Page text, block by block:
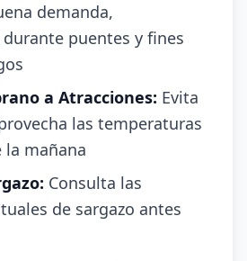
demanda,
puentes y fines
a Atracciones: Evita
las temperaturas
la mañana
Consulta las
de sargazo antes